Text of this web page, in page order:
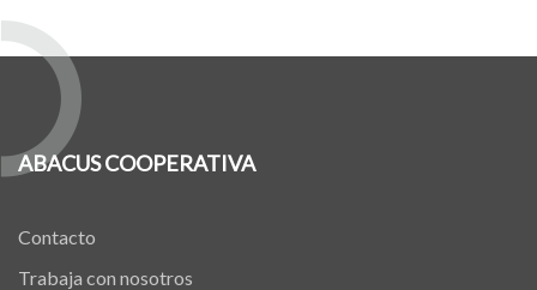
ABACUS COOPERATIVA
Contacto
Trabaja con nosotros